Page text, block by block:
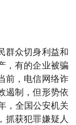
群众切身利益和
，有的企业被骗
前，电信网络诈
遏制，但形势依
，全国公安机关
抓获犯罪嫌疑人